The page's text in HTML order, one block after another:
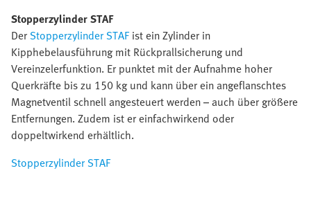
Stopperzylinder STAF
DerStopperzylinder STAFist ein Zylinder in
Kipphebelausführung mit Rückprallsicherung und
Vereinzelerfunktion. Er punktet mit der Aufnahme hoher
Querkräfte bis zu 150 kg und kann über ein angeflanschtes
Magnetventil schnell angesteuert werden – auch über größere
Entfernungen. Zudem ist er einfachwirkend oder
doppeltwirkend erhältlich.
Stopperzylinder STAF